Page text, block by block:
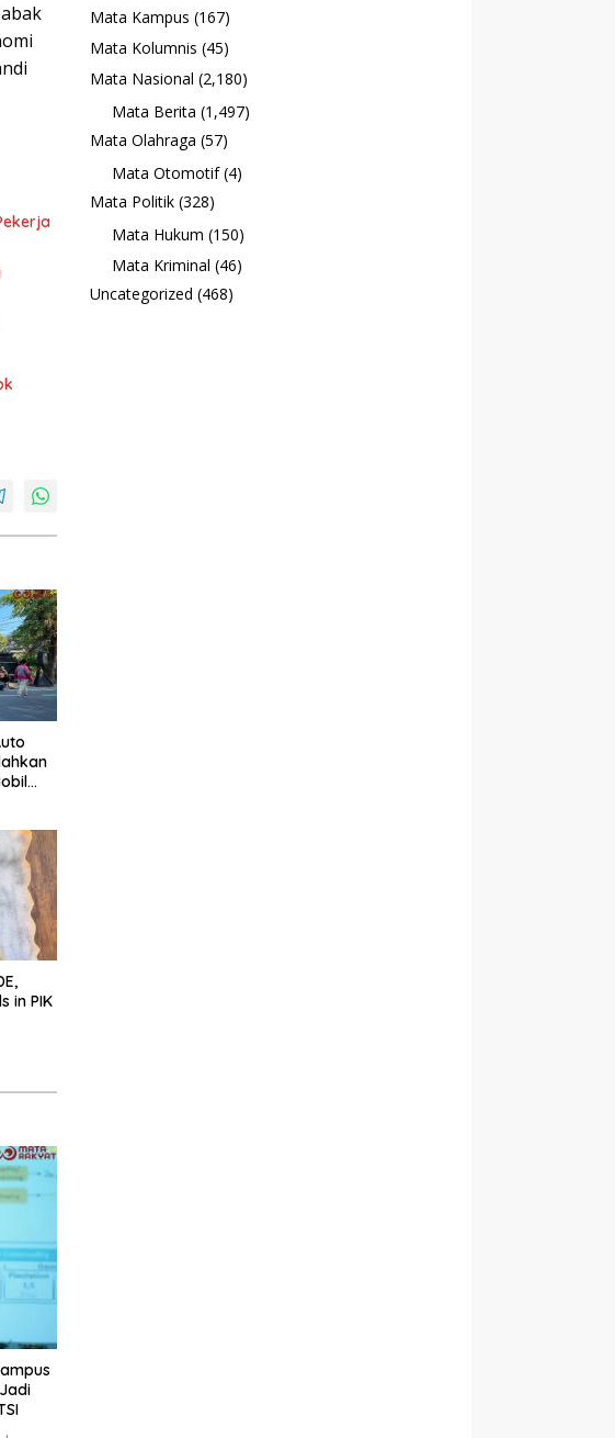
in PIK
Mata Kampus (167)
Mata Kolumnis (45)
Mata Nasional (2,180)
Mata Berita (1,497)
Mata Olahraga (57)
Mata Otomotif(4)
Mata Politik (328)
Mata Hukum (150)
Mata Kriminal (46)
Uncategorized (468)